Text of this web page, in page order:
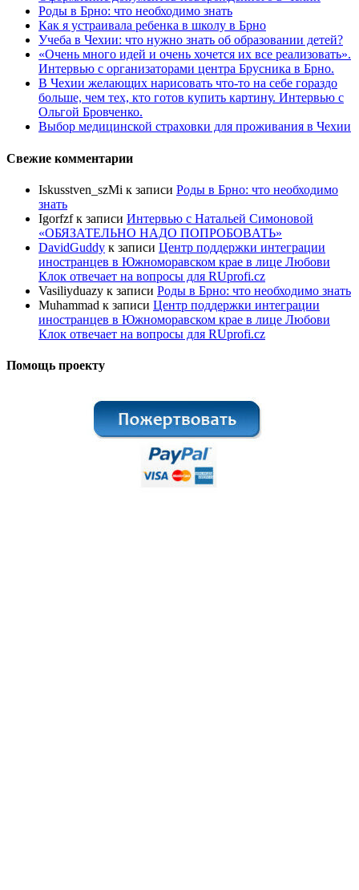
Роды в Брно: что необходимо знать
Как я устраивала ребенка в школу в Брно
Учеба в Чехии: что нужно знать об образовании детей?
«Очень много идей и очень хочется их все реализовать».
Интервью с организаторами центра Брусника в Брно.
В Чехии желающих нарисовать что-то на себе гораздо
больше, чем тех, кто готов купить картину. Интервью с
Ольгой Бровченко.
Выбор медицинской страховки для проживания в Чехии
Свежие комментарии
Iskusstven_szMi к записи Роды в Брно: что необходимо
знать
Igorfzfк записи Интервью с Натальей Симоновой
«ОБЯЗАТЕЛЬНО НАДО ПОПРОБОBАТЬ»
DavidGuddy к записи Центр поддержки интеграции
иностранцев в Южноморавском крае в лице Любови
Клок отвечает на вопросы для RUprofi.cz
Vasiliyduazy к записи Роды в Брно: что необходимо знать
Muhammad к записи Центр поддержки интеграции
иностранцев в Южноморавском крае в лице Любови
Клок отвечает на вопросы для RUprofi.cz
Помощь проекту